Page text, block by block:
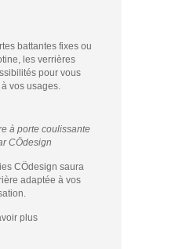
battantes fixes ou
les verrières
pour vous
vos usages.
à porte coulissante
CÖdesign
CÖdesign saura
adaptée à vos
plus